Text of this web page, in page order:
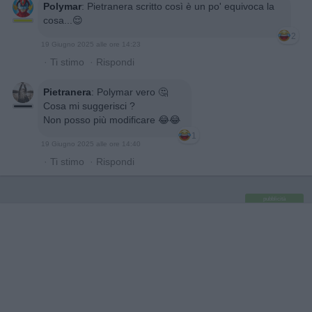
Polymar: Pietranera scritto così è un po' equivoca la
cosa...😌
2
19 Giugno 2025 alle ore 14:23
· Ti stimo · Rispondi
Pietranera: Polymar vero 🤔
Cosa mi suggerisci ?
Non posso più modificare 😂😂
1
19 Giugno 2025 alle ore 14:40
· Ti stimo · Rispondi
pubblicità